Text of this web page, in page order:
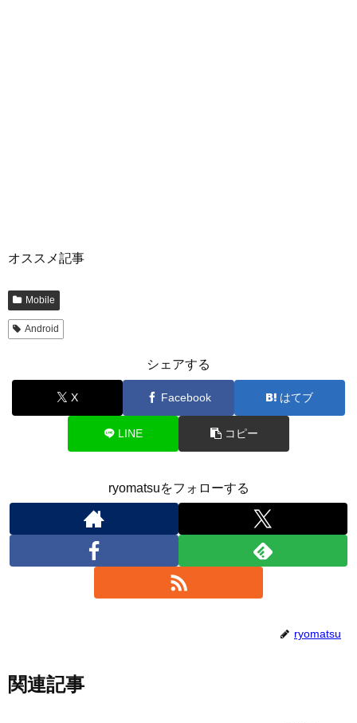
オススメ記事
Mobile
Android
シェアする
X Facebook はてブ
LINE コピー
ryomatsuをフォローする
ryomatsu
関連記事